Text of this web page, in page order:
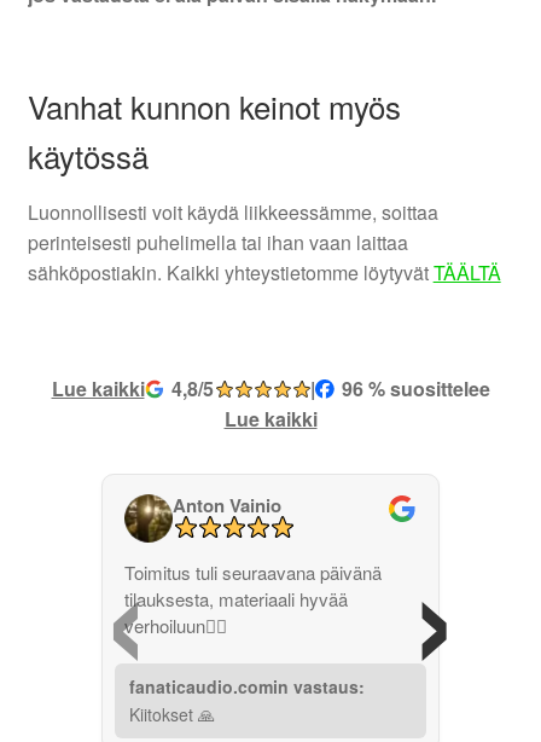
Vanhat kunnon keinot myös
käytössä
Luonnollisesti voit käydä liikkeessämme, soittaa
perinteisesti puhelimella tai ihan vaan laittaa
sähköpostiakin. Kaikki yhteystietomme löytyvätTÄÄLTÄ
Lue kaikki 4,8/5 |
96 % suosittelee
Lue kaikki
‹
Anton Vainio
Toimitus tuli seuraavana päivänä
tilauksesta, materiaali hyvää
verhoiluun👌🏽
fanaticaudio.comin vastaus:
Kiitokset 🙏
›